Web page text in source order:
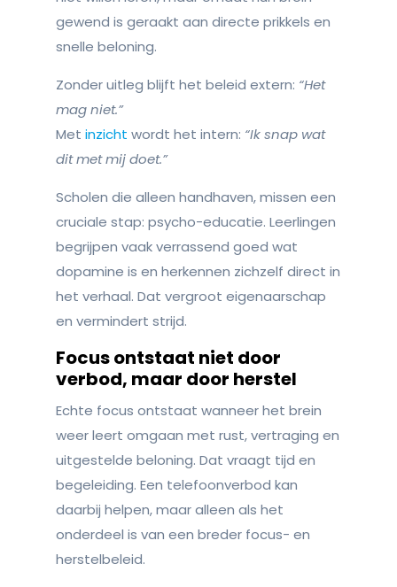
gewend is geraakt aan directe prikkels en
snelle beloning.
Zonder uitleg blijft het beleid extern: “Het
mag niet.”
Met inzicht wordt het intern: “Ik snap wat
dit met mij doet.”
Scholen die alleen handhaven, missen een
cruciale stap: psycho-educatie. Leerlingen
begrijpen vaak verrassend goed wat
dopamine is en herkennen zichzelf direct in
het verhaal. Dat vergroot eigenaarschap
en vermindert strijd.
Focus ontstaat niet door
verbod, maar door herstel
Echte focus ontstaat wanneer het brein
weer leert omgaan met rust, vertraging en
uitgestelde beloning. Dat vraagt tijd en
begeleiding. Een telefoonverbod kan
daarbij helpen, maar alleen als het
onderdeel is van een breder focus- en
herstelbeleid.